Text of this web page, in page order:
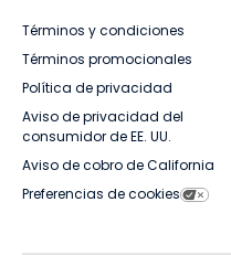
Términos y condiciones
Términos promocionales
Política de privacidad
Aviso de privacidad del
consumidor de EE. UU.
Aviso de cobro de California
Preferencias de cookies